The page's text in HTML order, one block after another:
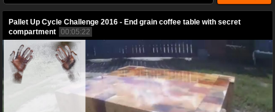
Pallet Up Cycle Challenge 2016 - End grain coffee table with secret
compartment 00:05:22